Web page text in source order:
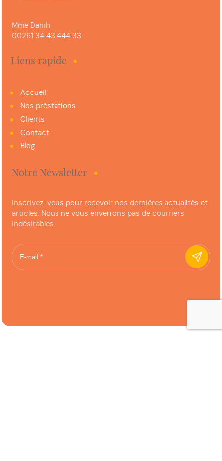
Mme Danih
00261 34 43 444 33
Liens rapide
Accueil
Nos préstations
Clients
Contact
Blog
Notre Newsletter
Inscrivez-vous pour recevoir nos dernières actualités et
articles. Nous ne vous enverrons pas de courriers
indésirables.